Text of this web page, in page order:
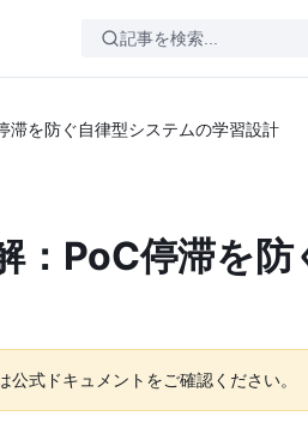
滞を防ぐ自律型システムの学習設計
：PoC停滞を防
式ドキュメントをご確認ください。